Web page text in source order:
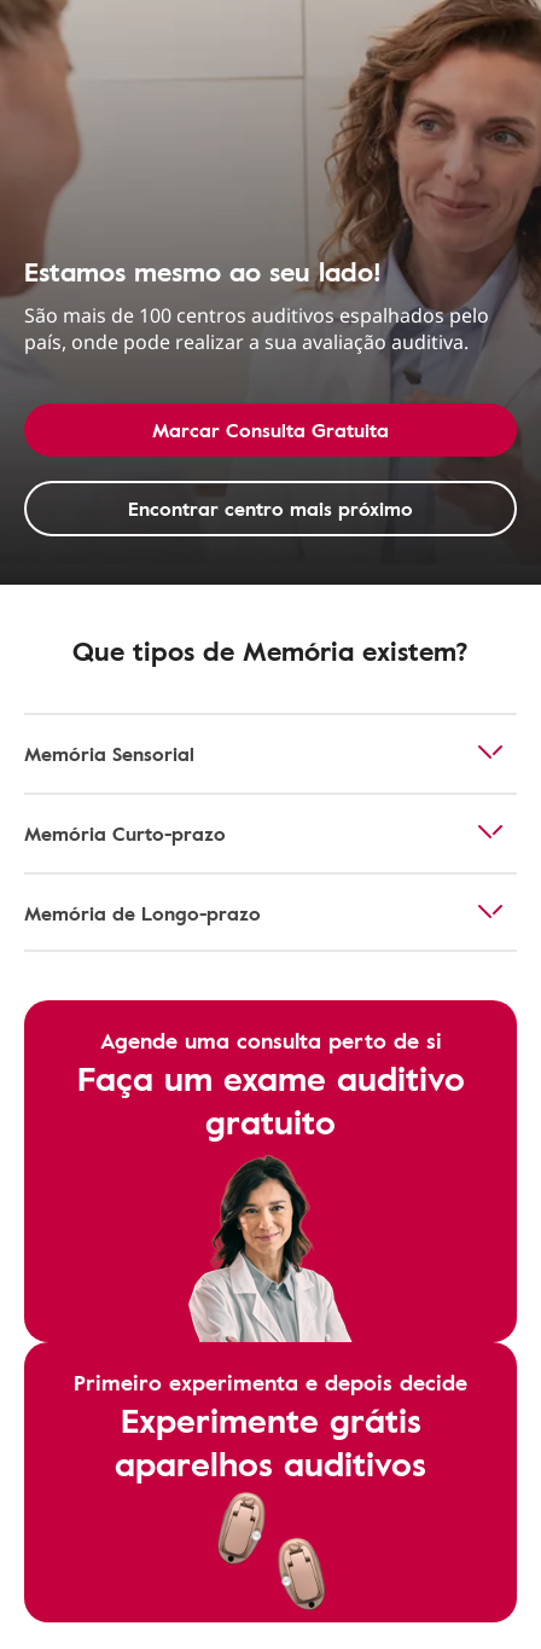
Estamos mesmo ao seu lado!
São mais de 100 centros auditivos espalhados pelo
país, onde pode realizar a sua avaliação auditiva.
Marcar Consulta Gratuita
Encontrar centro mais próximo
Que tipos de Memória existem?
Memória Sensorial
Memória Curto-prazo
Memória de Longo-prazo
Agende uma consulta perto de si
Faça um exame auditivo
gratuito
Primeiro experimenta e depois decide
Experimente grátis
aparelhos auditivos